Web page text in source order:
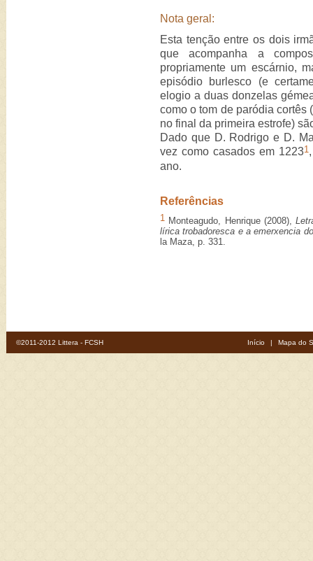
Nota geral:
Esta tenção entre os dois
que acompanha a
propriamente um escárnio,
episódio burlesco (e
elogio a duas donzelas
como o tom de paródia cortês
no final da primeira estrofe)
Dado que D. Rodrigo e D.
vez como casados em 12231
ano.
Referências
1 Monteagudo, Henrique (2008),
lírica trobadoresca e a emerxencia
la Maza, p. 331.
©2011-2012 Littera - FCSH Início | Mapa do